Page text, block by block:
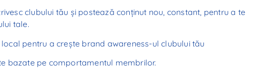
clubului tău și postează conținut nou, constant, pentru a te
tale.
pentru a crește brand awareness-ul clubului tău
bazate pe comportamentul membrilor.